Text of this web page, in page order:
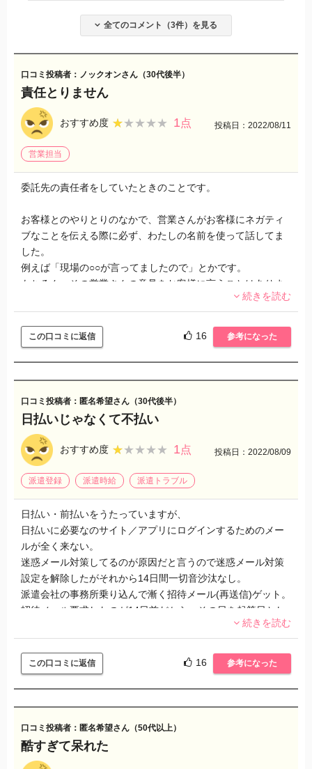
全てのコメント（3件）を見る
口コミ投稿者：ノックオンさん（30代後半）
責任とりません
おすすめ度 ★★★★★
★★★★★ 1点 投稿日：2022/08/11
営業担当
委託先の責任者をしていたときのことです。
お客様とのやりとりのなかで、営業さんがお客様にネガティ
ブなことを伝える際に必ず、わたしの名前を使って話してま
した。
例えば「現場の○○が言ってましたので」とかです。
もちろん、その営業さんの意見をお客様に言うことはありま
これでは、間にいるこの会社の営業さんの存在価値はありま
せんし、私の名前を出すことにより責任から逃げるようにし
てます。
本当に不快と不信しかなかったです。
このようなことがあったので、
このサイトの書き込みは信ぴょう性が高いと思います。
続きを読む
この口コミに返信 16 参考になった
口コミ投稿者：匿名希望さん（30代後半）
日払いじゃなくて不払い
おすすめ度 ★★★★★
★★★★★ 1点 投稿日：2022/08/09
派遣登録 派遣時給 派遣トラブル
日払い・前払いをうたっていますが、
日払いに必要なのサイト／アプリにログインするためのメー
ルが全く来ない。
迷惑メール対策してるのが原因だと言うので迷惑メール対策
設定を解除したがそれから14日間一切音沙汰なし。
派遣会社の事務所乗り込んで漸く招待メール(再送信)ゲット。
招待メール要求したのが14日前だから、その日を起算日とし
て計算がなされるのかと思いきやまさかの利用可能金額0円。
つまり、起算日は今日、しかも事務所乗り込んだ仕事終わり
後。
ふざけんな！
キャリアオプション側の手落ちで招待メール再送信しなかっ
た(7月27日以降、メール受信設定は変えてない)のだからせめ
て今月(現在8月09日)分くらいは寄越せ。と言いたい
続きを読む
この口コミに返信 16 参考になった
口コミ投稿者：匿名希望さん（50代以上）
酷すぎて呆れた